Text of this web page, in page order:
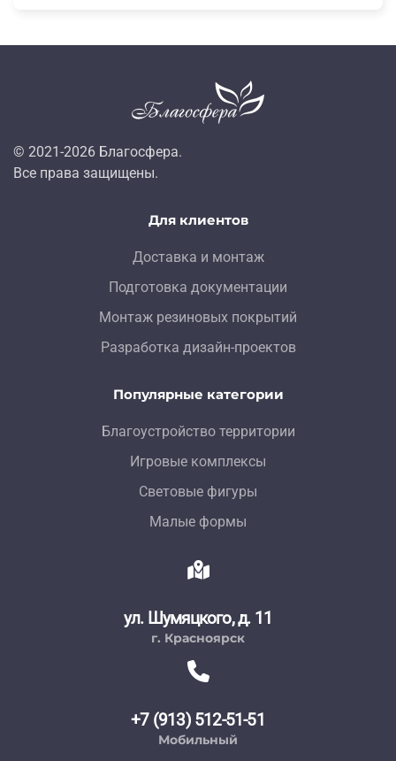
© 2021-2026 Благосфера.
Все права защищены.
Для клиентов
Доставка и монтаж
Подготовка документации
Монтаж резиновых покрытий
Разработка дизайн-проектов
Популярные категории
Благоустройство территории
Игровые комплексы
Световые фигуры
Малые формы
ул. Шумяцкого, д. 11
г. Красноярск
+7 (913) 512-51-51
Мобильный